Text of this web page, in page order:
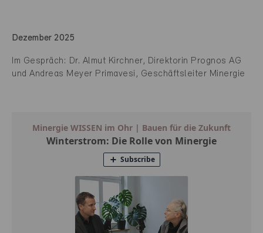
Dezember 2025
Im Gespräch: Dr. Almut Kirchner, Direktorin Prognos AG
und Andreas Meyer Primavesi, Geschäftsleiter Minergie